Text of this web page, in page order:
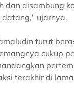
dan disambung
ujarnya.
turut
cukup
terakhir di